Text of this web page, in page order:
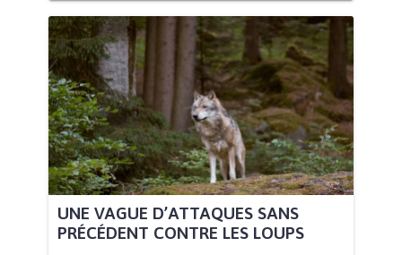
UNE VAGUE D’ATTAQUES SANS
PRÉCÉDENT CONTRE LES LOUPS